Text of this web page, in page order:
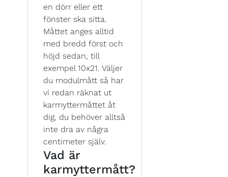
en dörr eller ett
fönster ska sitta.
Måttet anges alltid
med bredd först och
höjd sedan, till
exempel 10x21. Väljer
du modulmått så har
vi redan räknat ut
karmyttermåttet åt
dig, du behöver alltså
inte dra av några
centimeter själv.
Vad är
karmyttermått?